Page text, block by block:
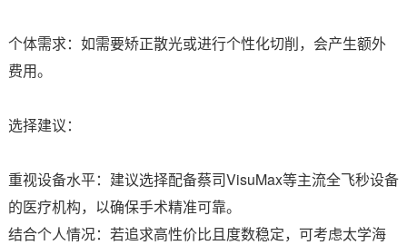
个体需求：如需要矫正散光或进行个性化切削，会产生额外
费用。
选择建议：
重视设备水平：建议选择配备蔡司VisuMax等主流全飞秒设备
的医疗机构，以确保手术精准可靠。
结合个人情况：若追求高性价比且度数稳定，可考虑太学海